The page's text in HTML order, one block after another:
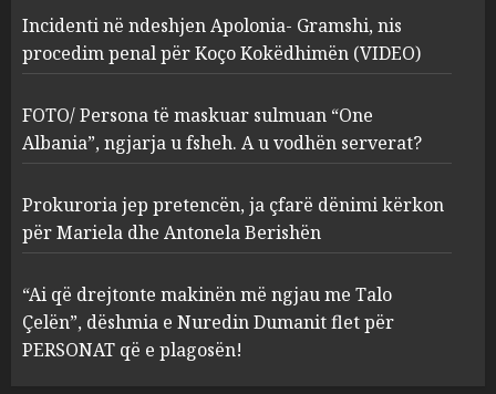
Incidenti në ndeshjen Apolonia- Gramshi, nis
procedim penal për Koço Kokëdhimën (VIDEO)
FOTO/ Persona të maskuar sulmuan “One
Albania”, ngjarja u fsheh. A u vodhën serverat?
Prokuroria jep pretencën, ja çfarë dënimi kërkon
për Mariela dhe Antonela Berishën
“Ai që drejtonte makinën më ngjau me Talo
Çelën”, dëshmia e Nuredin Dumanit flet për
PERSONAT që e plagosën!